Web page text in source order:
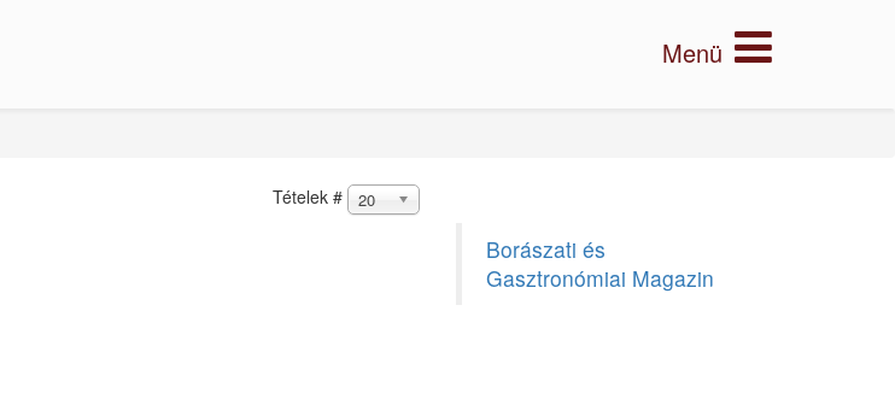
Tételek # 20
Borászati és
Gasztronómiai Magazin